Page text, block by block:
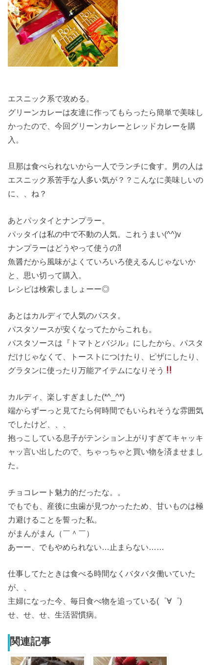
エスニック系で攻める。
グリーンカレーは友達に作ってもらったら簡単で美味し
かったので、今回グリーンカレーとレッドカレーを購
入。
旦那は食べられないから一人でランチに食す。男の人は
エスニック系苦手な人多い気が？？こんなに美味しいの
に、、ね？
あとパッタイとナンプラー。
パッタイは私の中で不動の人気。これうまい(^^)v
ナンプラーはどうやって使うの⁈
魚醤だから風味がよくていろいろ使えるんじゃないか
と、思い切って購入。
レシピは検索しましょーー◎
あとはカルディで人気のパスタ。
パスタソースが安くなってたからこれも。
パスタソースは『トマトとバジル』にしたから、パスタ
だけじゃなくて、トーストにつけたり、ピザにしたり、
グラタンに使ったり万能アイテムになりそう
カルディ、楽しすぎました(*^_^*)
端からずーっと見てたら何時間でもいられそうな雰囲気
でしたけど、、、
抱っこしている息子がテンション上がりすぎてキャッキ
ャッ言い出したので、ちゃっちゃと買い物を済ませまし
た。
チョコレート魅力的だったな。。
でもでも、産後に虫歯が見つかったため、甘いものは極
力避けることを誓った私。
がまんがまん（￣＾￣）
あーー、でもやめられない…止まらない……
仕事してたときは食べる時間なくバタバタ働いていた
が、、
主婦になった今、毎日食べ物を追っている(゜∀゜)
せ、せ、せ、生活習慣病。
関連記事